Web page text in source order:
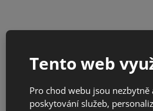
Tento web
Pro chod webu jsou
poskytování služeb,